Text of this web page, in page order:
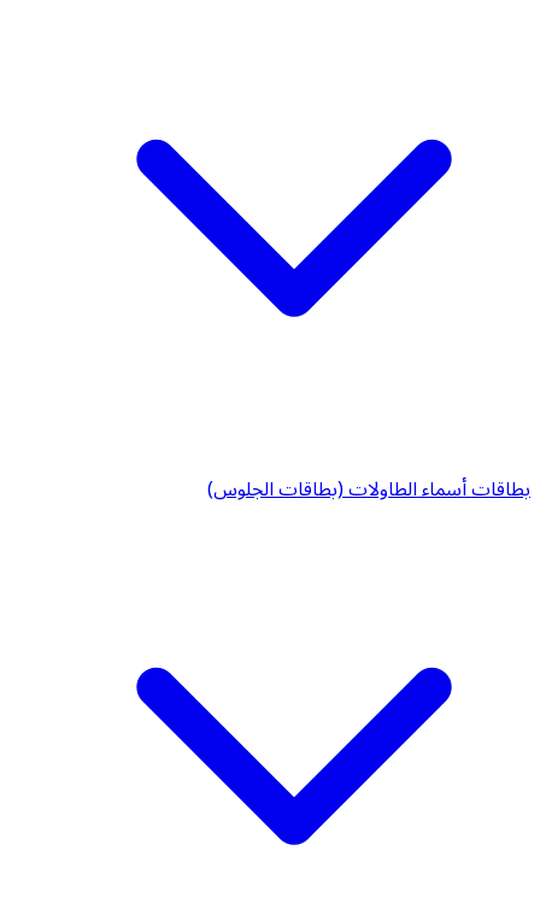
بطاقات أسماء الطاولات (بطاقات الجلوس)